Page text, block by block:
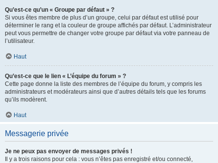
Qu’est-ce qu’un « Groupe par défaut » ?
Si vous êtes membre de plus d’un groupe, celui par défaut est utilisé pour
déterminer le rang et la couleur de groupe affichés par défaut. L’administrateur
peut vous permettre de changer votre groupe par défaut via votre panneau de
l’utilisateur.
Haut
Qu’est-ce que le lien « L’équipe du forum » ?
Cette page donne la liste des membres de l’équipe du forum, y compris les
administrateurs et modérateurs ainsi que d’autres détails tels que les forums
qu’ils modèrent.
Haut
Messagerie privée
Je ne peux pas envoyer de messages privés !
Il y a trois raisons pour cela : vous n’êtes pas enregistré et/ou connecté,